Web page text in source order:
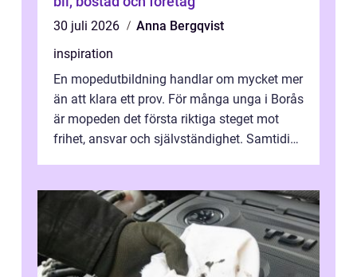
30 juli 2026
Anna Bergqvist
inspiration
En mopedutbildning handlar om mycket mer
än att klara ett prov. För många unga i Borås
är mopeden det första riktiga steget mot
frihet, ansvar och självständighet. Samtidigt